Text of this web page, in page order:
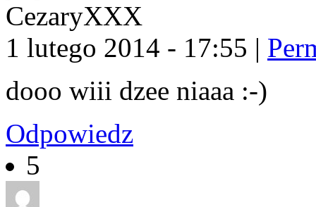
CezaryXXX
1 lutego 2014 - 17:55 |
dooo wiii dzee niaaa :-)
Odpowiedz
5